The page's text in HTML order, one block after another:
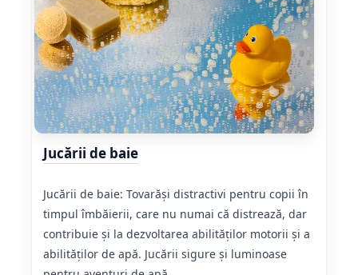
Jucării de baie
Jucării de baie: Tovarăși distractivi pentru copii în
timpul îmbăierii, care nu numai că distrează, dar
contribuie și la dezvoltarea abilităților motorii și a
abilităților de apă. Jucării sigure și luminoase